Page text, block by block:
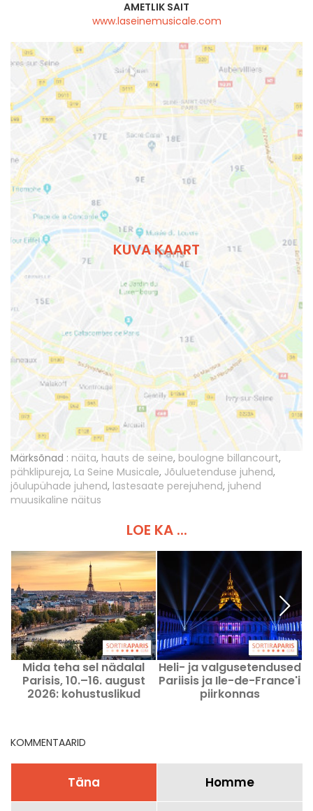
AMETLIK SAIT
www.laseinemusicale.com
KUVA KAART
Märksõnad : näita, hauts de seine, boulogne billancourt,
pähklipureja, La Seine Musicale, Jõuluetenduse juhend,
jõulupühade juhend, lastesaate perejuhend, juhend
muusikaline näitus
LOE KA ...
Mida teha sel nädalal
Parisis, 10.–16. august
2026: kohustuslikud
Heli- ja valgusetendused
Pariisis ja Ile-de-France'i
piirkonnas
KOMMENTAARID
Täna Homme